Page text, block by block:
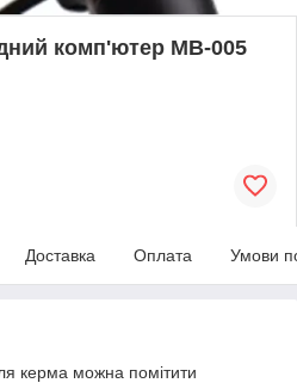
комп'ютер MB-005
Доставка Оплата Умови
керма можна помітити